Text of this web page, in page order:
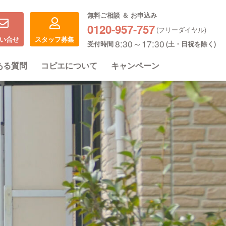
合せ スタッフ募集
無料ご相談 ＆ お申込み
0120-957-757 (フリーダイヤル)
受付時間8:30～17:30 (土・日祝を除く)
る質問 コピエについて キャンペーン